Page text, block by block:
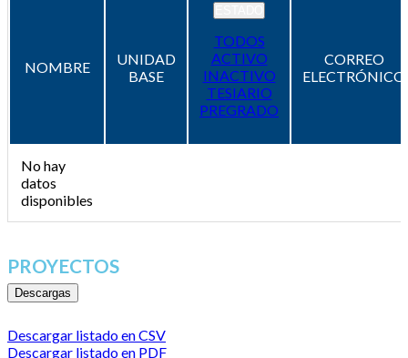
NOMBRE
UNIDAD
BASE
TODOS
ACTIVO
INACTIVO
TESIARIO
PREGRADO
CORREO
ELECTRÓNICO
No hay
datos
disponibles
PROYECTOS
Descargas
Descargar listado en CSV
Descargar listado en PDF